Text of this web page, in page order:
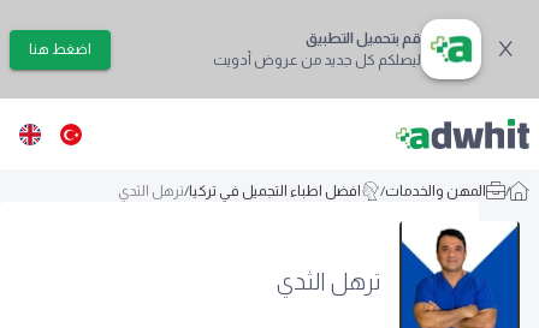
قم بتحميل التطبيق
ليصلكم كل جديد من عروض أدويت
اضغط هنا
/ المهن والخدمات/ افضل اطباء التجميل في تركيا/ترهل الثدي
ترهل الثدي